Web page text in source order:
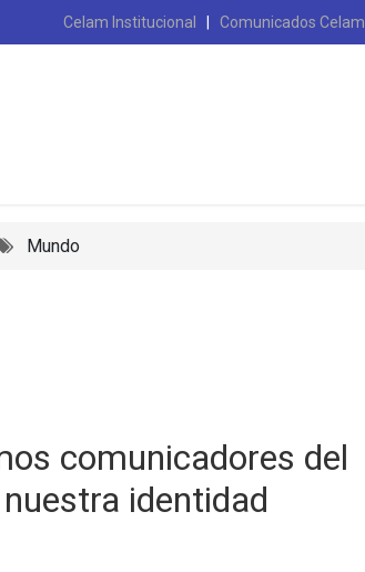
Celam Institucional | Comunicados Celam
Mundo
comunicadores del
identidad